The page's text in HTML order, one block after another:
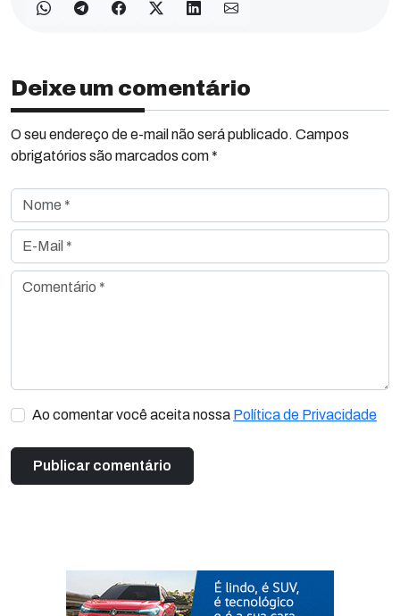
Deixe um comentário
O seu endereço de e-mail não será publicado. Campos
obrigatórios são marcados com *
Nome *
E-Mail *
Comentário *
Ao comentar você aceita nossa Política de Privacidade